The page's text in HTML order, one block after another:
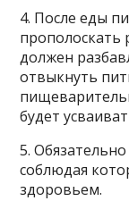
4. После еды
прополоскать
должен
отвыкнуть
будет
5.
соблюдая
здоровьем.